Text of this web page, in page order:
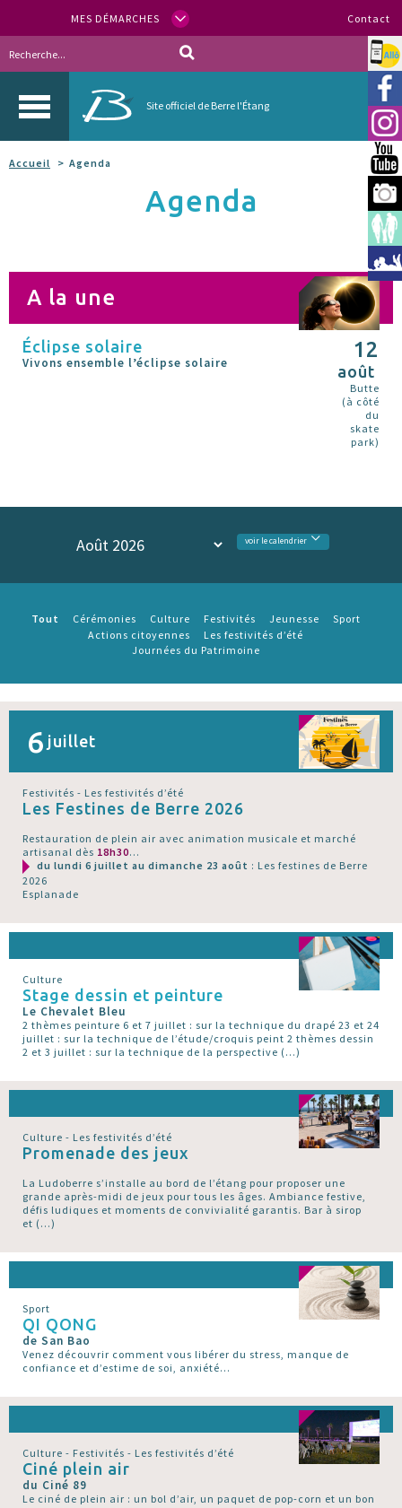
MES DÉMARCHES Contact
Site officiel de Berre l'Étang
Allo
Accueil Agenda
Agenda
A la une
Éclipse solaire
Vivons ensemble l’éclipse solaire
12
août
Butte
(à côté
du
skate
park)
voir le calendrier
Tout Cérémonies Culture Festivités Jeunesse
Sport
Actions citoyennes
Les festivités d’été
Journées du Patrimoine
6 juillet
Festivités - Les festivités d’été
Les Festines de Berre 2026
Restauration de plein air avec animation musicale et marché
artisanal dès 18h30...
du lundi 6 juillet au dimanche 23 août : Les festines de Berre
2026
Esplanade
Culture
Stage dessin et peinture
Le Chevalet Bleu
2 thèmes peinture 6 et 7 juillet : sur la technique du drapé 23 et 24
juillet : sur la technique de l’étude/croquis peint 2 thèmes dessin
2 et 3 juillet : sur la technique de la perspective (…)
Culture - Les festivités d’été
Promenade des jeux
La Ludoberre s’installe au bord de l’étang pour proposer une
grande après-midi de jeux pour tous les âges. Ambiance festive,
défis ludiques et moments de convivialité garantis. Bar à sirop
et (…)
Sport
QI QONG
de San Bao
Venez découvrir comment vous libérer du stress, manque de
confiance et d’estime de soi, anxiété...
Culture - Festivités - Les festivités d’été
Ciné plein air
du Ciné 89
Le ciné de plein air : un bol d’air, un paquet de pop-corn et un bon